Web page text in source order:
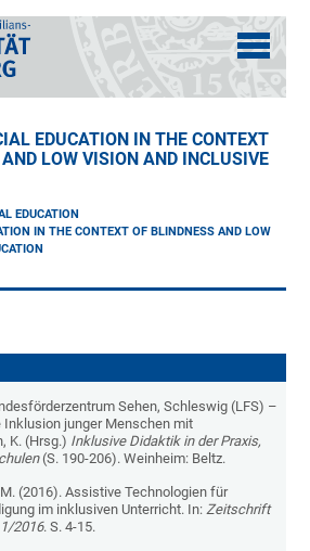
EDUCATION IN THE CONTEXT
LOW VISION AND INCLUSIVE
EDUCATION
IN THE CONTEXT OF BLINDNESS AND LOW
Sehen, Schleswig (LFS) –
Inklusion junger Menschen mit
K. (Hrsg.) Inklusive Didaktik in der Praxis,
(S. 190-206). Weinheim: Beltz.
(2016). Assistive Technologien für
im inklusiven Unterricht. In:Zeitschrift
2016. S. 4-15.